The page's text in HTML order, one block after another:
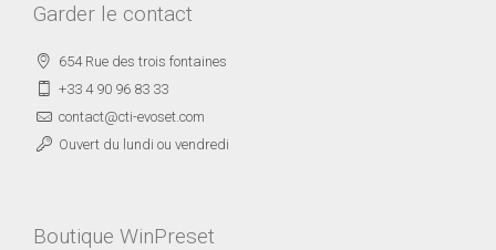
Garder le contact
654 Rue des trois fontaines
+33 4 90 96 83 33
contact@cti-evoset.com
Ouvert du lundi ou vendredi
Boutique WinPreset